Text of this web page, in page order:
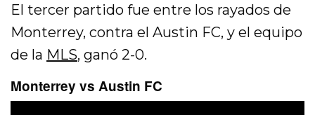
El tercer partido fue entre los rayados de
Monterrey, contra el Austin FC, y el equipo
de la MLS, ganó 2-0.
Monterrey vs Austin FC